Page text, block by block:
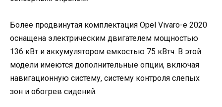
Более продвинутая комплектация Opel Vivaro-e 2020
оснащена электрическим двигателем мощностью
136 кВт и аккумулятором емкостью 75 кВтч. В этой
модели имеются дополнительные опции, включая
навигационную систему, систему контроля слепых
зон и обогрев сидений.